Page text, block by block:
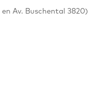
enAv. Buschental 3820)